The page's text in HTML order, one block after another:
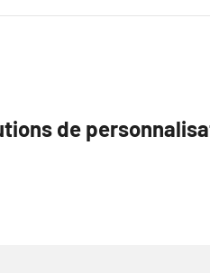
de